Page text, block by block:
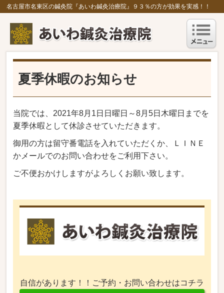
名古屋市名東区の鍼灸院『あいわ鍼灸治療院』９３％の方が効果を実感！！
夏季休暇のお知らせ
当院では、2021年8月1日日曜日～8月5日木曜日までを
夏季休暇として休診させていただきます。
御用の方は留守番電話を入れていただくか、ＬＩＮＥ
かメールでのお問い合わせをご利用下さい。
ご不便おかけしますがよろしくお願い致します。
自信があります！！ご予約・お問い合わせはコチラ